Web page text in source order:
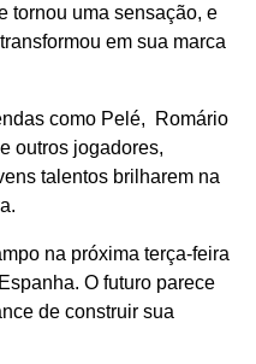
tornou uma sensação, e
em sua marca
como Pelé, Romário
outros jogadores,
talentos brilharem na
na próxima terça-feira
O futuro parece
de construir sua